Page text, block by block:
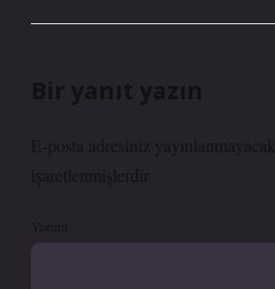
Bir yanıt yazın
E-posta adresiniz yayınlanmayacak.
işaretlenmişlerdir
Yorum